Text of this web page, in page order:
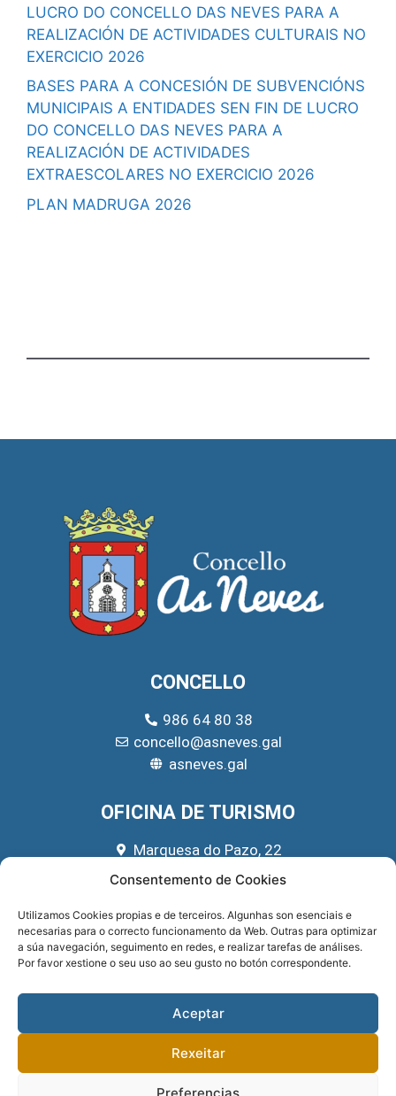
Consentemento de Cookies
Utilizamos Cookies propias e de terceiros. Algunhas son esenciais e
necesarias para o correcto funcionamento da Web. Outras para optimizar
a súa navegación, seguimento en redes, e realizar tarefas de análises.
Por favor xestione o seu uso ao seu gusto no botón correspondente.
Aceptar
Rexeitar
Preferencias
LUCRO DO CONCELLO DAS NEVES PARA A
REALIZACIÓN DE ACTIVIDADES CULTURAIS NO
EXERCICIO 2026
BASES PARA A CONCESIÓN DE SUBVENCIÓNS
MUNICIPAIS A ENTIDADES SEN FIN DE LUCRO
DO CONCELLO DAS NEVES PARA A
REALIZACIÓN DE ACTIVIDADES
EXTRAESCOLARES NO EXERCICIO 2026
PLAN MADRUGA 2026
CONCELLO
986 64 80 38
concello@asneves.gal
asneves.gal
OFICINA DE TURISMO
Marquesa do Pazo, 22
666 39 45 65
REDES SOCIAIS